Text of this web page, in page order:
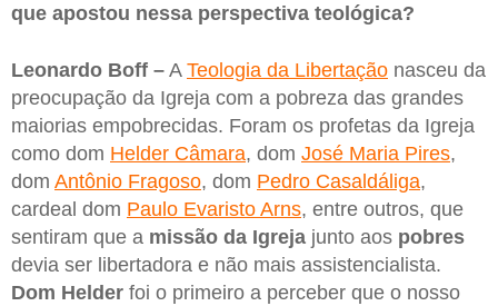
que apostou nessa perspectiva teológica?
Leonardo Boff – A Teologia da Libertação nasceu da
preocupação da Igreja com a pobreza das grandes
maiorias empobrecidas. Foram os profetas da Igreja
como dom Helder Câmara, dom José Maria Pires,
dom Antônio Fragoso, dom Pedro Casaldáliga,
cardeal dom Paulo Evaristo Arns, entre outros, que
sentiram que a missão da Igreja junto aos pobres
devia ser libertadora e não mais assistencialista.
Dom Helder foi o primeiro a perceber que o nosso